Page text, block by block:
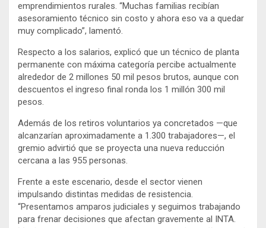
emprendimientos rurales. “Muchas familias recibían
asesoramiento técnico sin costo y ahora eso va a quedar
muy complicado”, lamentó.
Respecto a los salarios, explicó que un técnico de planta
permanente con máxima categoría percibe actualmente
alrededor de 2 millones 50 mil pesos brutos, aunque con
descuentos el ingreso final ronda los 1 millón 300 mil
pesos.
Además de los retiros voluntarios ya concretados —que
alcanzarían aproximadamente a 1.300 trabajadores—, el
gremio advirtió que se proyecta una nueva reducción
cercana a las 955 personas.
Frente a este escenario, desde el sector vienen
impulsando distintas medidas de resistencia.
“Presentamos amparos judiciales y seguimos trabajando
para frenar decisiones que afectan gravemente al INTA.